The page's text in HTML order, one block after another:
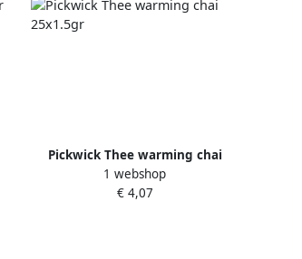
Pickwick Thee warming chai
25x1.5gr
1 webshop
€ 4,07